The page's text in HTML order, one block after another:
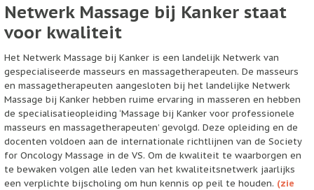
Netwerk Massage bij Kanker staat
voor kwaliteit
Het Netwerk Massage bij Kanker is een landelijk Netwerk van
gespecialiseerde masseurs en massagetherapeuten. De masseurs
en massagetherapeuten aangesloten bij het landelijke Netwerk
Massage bij Kanker hebben ruime ervaring in masseren en hebben
de specialisatieopleiding ‘Massage bij Kanker voor professionele
masseurs en massagetherapeuten’ gevolgd. Deze opleiding en de
docenten voldoen aan de internationale richtlijnen van de Society
for Oncology Massage in de VS. Om de kwaliteit te waarborgen en
te bewaken volgen alle leden van het kwaliteitsnetwerk jaarlijks
een verplichte bijscholing om hun kennis op peil te houden. (zie